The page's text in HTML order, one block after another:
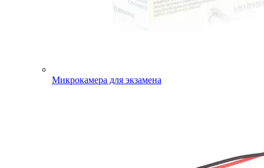
Микрокамера для экзамена